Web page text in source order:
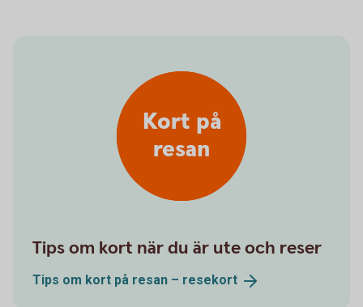
Kort på
resan
Tips om kort när du är ute och reser
Tips om kort på resan – resekort